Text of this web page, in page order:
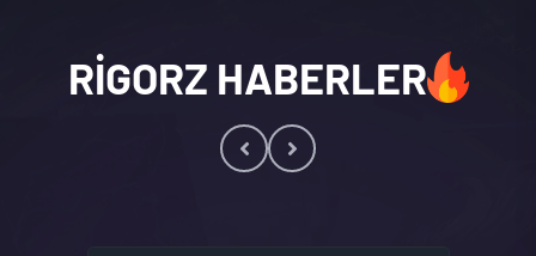
RIGORZ HABERLER